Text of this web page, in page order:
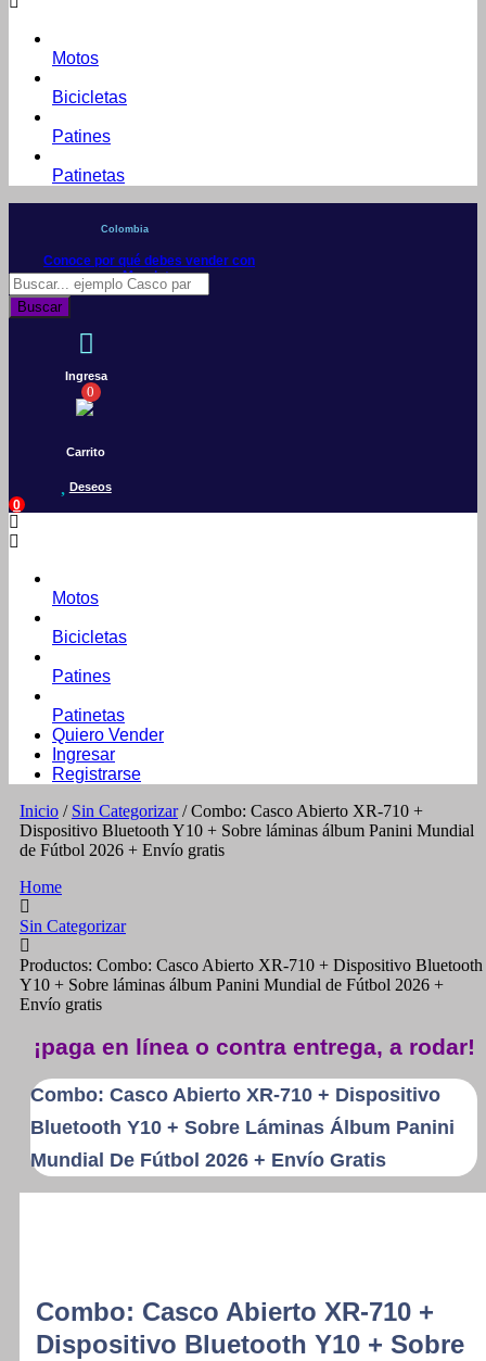
Motos
Bicicletas
Patines
Patinetas
Colombia
Conoce por qué debes vender con
Mercleta
Búsqueda
de
productos
Buscar
Ingresa
0
Carrito
Deseos
0
Motos
Bicicletas
Patines
Patinetas
Quiero Vender
Ingresar
Registrarse
Inicio / Sin Categorizar/ Combo: Casco Abierto XR-710 +
Dispositivo Bluetooth Y10 + Sobre láminas álbum Panini Mundial
de Fútbol 2026 + Envío gratis
Home
Sin Categorizar
Productos: Combo: Casco Abierto XR-710 + Dispositivo Bluetooth
Y10 + Sobre láminas álbum Panini Mundial de Fútbol 2026 +
Envío gratis
¡paga en línea o contra entrega, a rodar!
Combo: Casco Abierto XR-710 + Dispositivo
Bluetooth Y10 + Sobre Láminas Álbum Panini
Mundial De Fútbol 2026 + Envío Gratis
Combo: Casco Abierto XR-710 +
Dispositivo Bluetooth Y10 + Sobre